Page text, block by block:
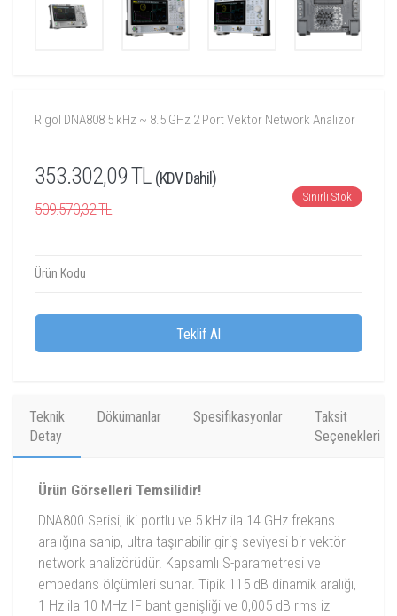
Rigol DNA808 5 kHz ~ 8.5 GHz 2 Port Vektör Network Analizör
353.302,09 TL (KDV Dahil)
509.570,32 TL
Sınırlı Stok
Ürün Kodu
Teklif Al
Teknik
Detay
Dökümanlar Spesifikasyonlar
Taksit
Seçenekleri
Ürün Görselleri Temsilidir!
DNA800 Serisi, iki portlu ve 5 kHz ila 14 GHz frekans
aralığına sahip, ultra taşınabilir giriş seviyesi bir vektör
network analizörüdür. Kapsamlı S-parametresi ve
empedans ölçümleri sunar. Tipik 115 dB dinamik aralığı,
1 Hz ila 10 MHz IF bant genişliği ve 0,005 dB rms iz